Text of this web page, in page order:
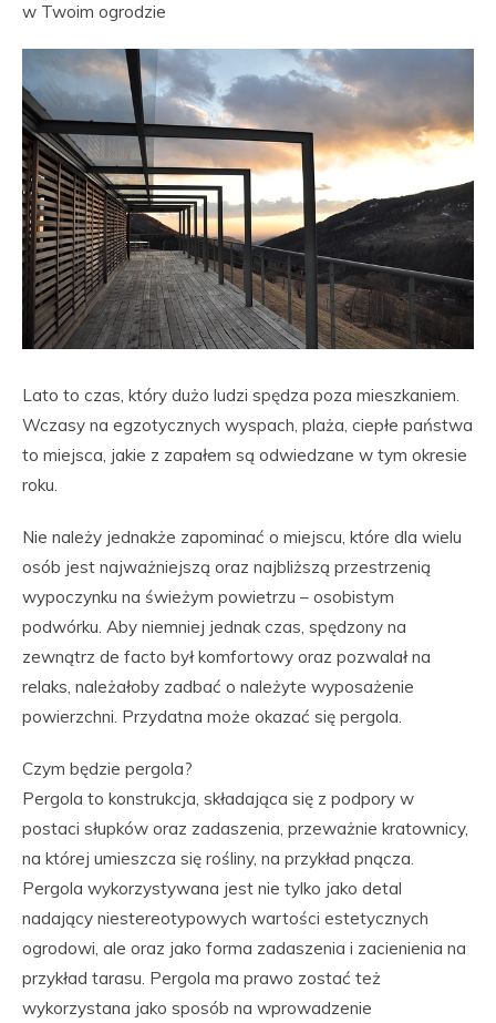
w Twoim ogrodzie
Lato to czas, który dużo ludzi spędza poza mieszkaniem.
Wczasy na egzotycznych wyspach, plaża, ciepłe państwa
to miejsca, jakie z zapałem są odwiedzane w tym okresie
roku.
Nie należy jednakże zapominać o miejscu, które dla wielu
osób jest najważniejszą oraz najbliższą przestrzenią
wypoczynku na świeżym powietrzu – osobistym
podwórku. Aby niemniej jednak czas, spędzony na
zewnątrz de facto był komfortowy oraz pozwalał na
relaks, należałoby zadbać o należyte wyposażenie
powierzchni. Przydatna może okazać się pergola.
Czym będzie pergola?
Pergola to konstrukcja, składająca się z podpory w
postaci słupków oraz zadaszenia, przeważnie kratownicy,
na której umieszcza się rośliny, na przykład pnącza.
Pergola wykorzystywana jest nie tylko jako detal
nadający niestereotypowych wartości estetycznych
ogrodowi, ale oraz jako forma zadaszenia i zacienienia na
przykład tarasu. Pergola ma prawo zostać też
wykorzystana jako sposób na wprowadzenie